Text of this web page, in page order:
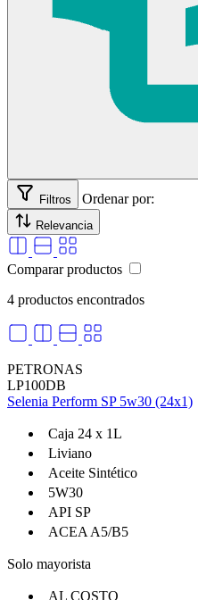
Filtros Ordenar por:
Relevancia
Comparar productos
4 productos encontrados
PETRONAS
LP100DB
Selenia Perform SP 5w30 (24x1)
Caja 24 x 1L
Liviano
Aceite Sintético
5W30
API SP
ACEA A5/B5
Solo mayorista
AL COSTO